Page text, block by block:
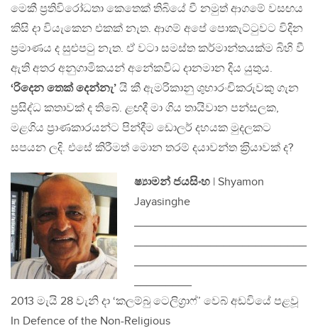
මෙකී ප‍්‍රතිවිරෝධතා කෙතෙක් තිබියේ වී නමුත් ආගමේ වසඟය
කිසි දා වියැකෙන එකක් නැත. ආගම් අපේ පොකැට්ටුවට විදින
ප‍්‍රමාණය ද සුළුපටු නැත. ඒ වටා සමස්ත කර්මාන්තයක්ම බිහි වී
ඇති අතර අනුගාමිකයන් අනේකවිධ දානමාන දිය යුතුය.
‘රිදෙන තෙක් දෙන්නැ’ යි කී ඇමරිකානු ශුභාරංචිකරුවකු ගැන
ප‍්‍රසිද්ධ කතාවක් ද තිබේ. ළඟදී මා ගිය තායිවාන පන්සලක,
මළගිය ප‍්‍රාණකාරයන්ට පින්දීම ඩොලර් දහයක මුදලකට
සපයන ලදි. එසේ කිරීමත් මොන තරම් දයාවන්ත ක‍්‍රියාවක් ද?
ෂ්‍යාමන් ජයසිංහ | Shyamon
Jayasinghe
2013 මැයි 28 වැනි දා ‘කලම්බු ටෙලිග‍්‍රාෆ්’ වෙබ් අඩවියේ පළවූ
In Defence of the Non-Religious